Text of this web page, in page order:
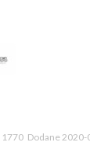
1770 Dodane2020-